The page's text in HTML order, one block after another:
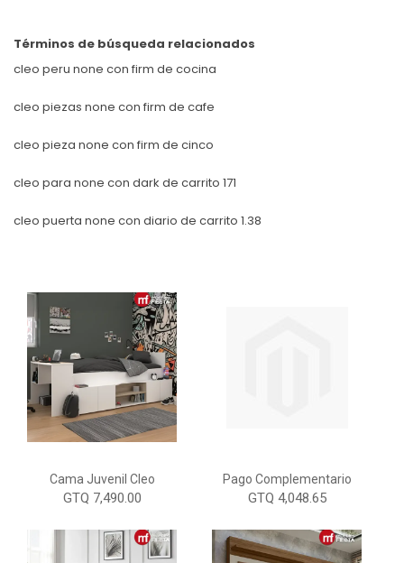
Términos de búsqueda relacionados
cleo peru none con firm de cocina
cleo piezas none con firm de cafe
cleo pieza none con firm de cinco
cleo para none con dark de carrito 171
cleo puerta none con diario de carrito 1.38
Cama Juvenil Cleo
GTQ 7,490.00
Pago Complementario
GTQ 4,048.65